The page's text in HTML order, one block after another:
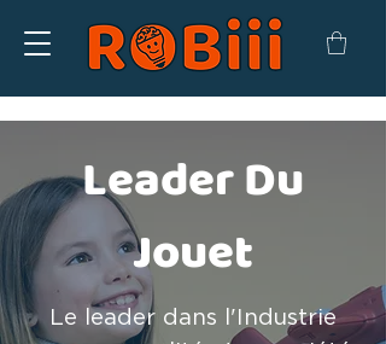
Leader Du
Jouet
Le leader dans l'Industrie